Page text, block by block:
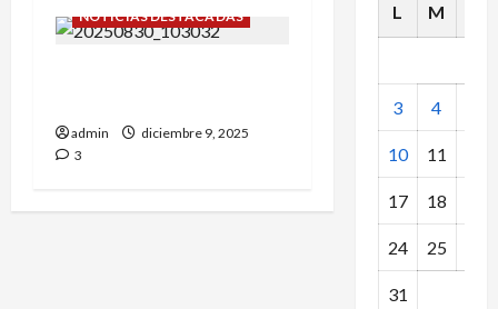
NOTICIAS DESTACADAS
admin
diciembre 9, 2025
3
L M
3 4
10 11
17 18
24 25
31